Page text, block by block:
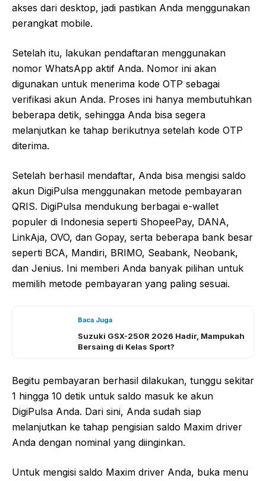
akses dari desktop, jadi pastikan Anda menggunakan
perangkat mobile.
Setelah itu, lakukan pendaftaran menggunakan
nomor WhatsApp aktif Anda. Nomor ini akan
digunakan untuk menerima kode OTP sebagai
verifikasi akun Anda. Proses ini hanya membutuhkan
beberapa detik, sehingga Anda bisa segera
melanjutkan ke tahap berikutnya setelah kode OTP
diterima.
Setelah berhasil mendaftar, Anda bisa mengisi saldo
akun DigiPulsa menggunakan metode pembayaran
QRIS. DigiPulsa mendukung berbagai e-wallet
populer di Indonesia seperti ShopeePay, DANA,
LinkAja, OVO, dan Gopay, serta beberapa bank besar
seperti BCA, Mandiri, BRIMO, Seabank, Neobank,
dan Jenius. Ini memberi Anda banyak pilihan untuk
memilih metode pembayaran yang paling sesuai.
Baca Juga
Suzuki GSX-250R 2026 Hadir, Mampukah
Bersaing di Kelas Sport?
Begitu pembayaran berhasil dilakukan, tunggu sekitar
1 hingga 10 detik untuk saldo masuk ke akun
DigiPulsa Anda. Dari sini, Anda sudah siap
melanjutkan ke tahap pengisian saldo Maxim driver
Anda dengan nominal yang diinginkan.
Untuk mengisi saldo Maxim driver Anda, buka menu